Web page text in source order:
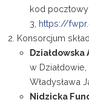
kod pocztowy
3, https://
2. Konsorcjum
Działdowska
w
Władysława
Nidzicka